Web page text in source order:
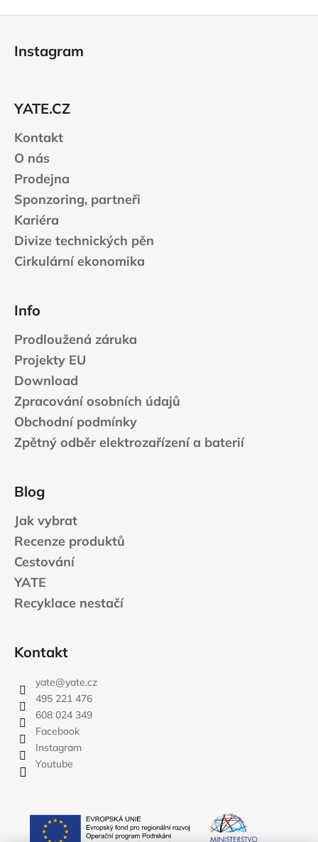
Instagram
YATE.CZ
Kontakt
O nás
Prodejna
Sponzoring, partneři
Kariéra
Divize technických pěn
Cirkulární ekonomika
Info
Prodloužená záruka
Projekty EU
Download
Zpracování osobních údajů
Obchodní podmínky
Zpětný odběr elektrozařízení a baterií
Blog
Jak vybrat
Recenze produktů
Cestování
YATE
Recyklace nestačí
Kontakt
yate@yate.cz
495 221 476
608 024 349
Facebook
Instagram
Youtube